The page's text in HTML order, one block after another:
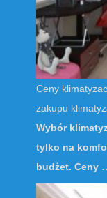
Ceny
zakupu
Wybór
tylko na
budżet. Ceny